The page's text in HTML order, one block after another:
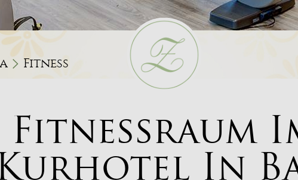
Fitness
Fitnessraum
In